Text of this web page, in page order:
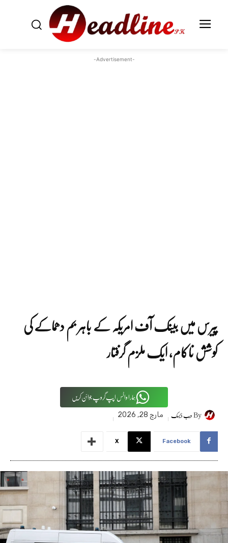
-Advertisement-
پیرس میں بینک آف امریکہ کے باہر بم دھماکے کی
کوشش ناکام، ایک ملزم گرفتار
ہمارا واٹس اپپ گروپ جوائن کریں
Byویب ڈیسک مارچ 28, 2026
Facebook
X